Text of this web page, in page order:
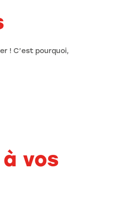
! C’est pourquoi,
vos